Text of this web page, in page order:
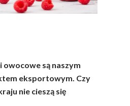
owocowe są naszym
eksportowym. Czy
nie cieszą się